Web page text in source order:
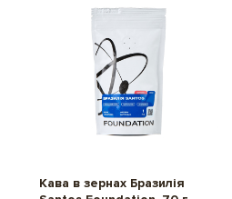
Кава в зернах Бразилія